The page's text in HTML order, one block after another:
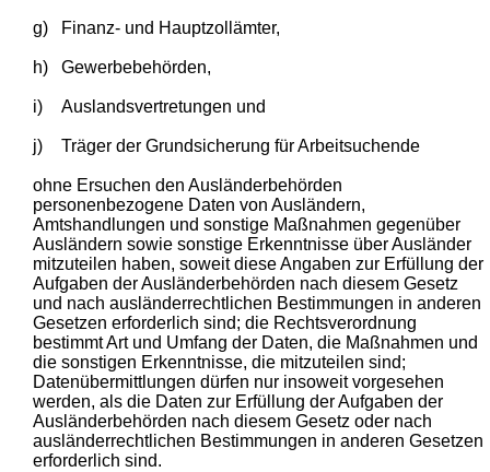
g) Finanz- und Hauptzollämter,
h) Gewerbebehörden,
i) Auslandsvertretungen und
j) Träger der Grundsicherung für Arbeitsuchende
ohne Ersuchen den Ausländerbehörden
personenbezogene Daten von Ausländern,
Amtshandlungen und sonstige Maßnahmen gegenüber
Ausländern sowie sonstige Erkenntnisse über Ausländer
mitzuteilen haben, soweit diese Angaben zur Erfüllung der
Aufgaben der Ausländerbehörden nach diesem Gesetz
und nach ausländerrechtlichen Bestimmungen in anderen
Gesetzen erforderlich sind; die Rechtsverordnung
bestimmt Art und Umfang der Daten, die Maßnahmen und
die sonstigen Erkenntnisse, die mitzuteilen sind;
Datenübermittlungen dürfen nur insoweit vorgesehen
werden, als die Daten zur Erfüllung der Aufgaben der
Ausländerbehörden nach diesem Gesetz oder nach
ausländerrechtlichen Bestimmungen in anderen Gesetzen
erforderlich sind.